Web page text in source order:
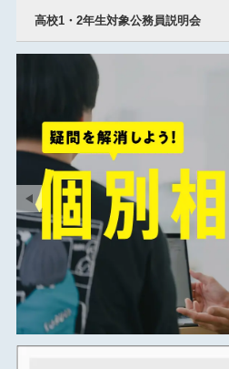
高校1・2年生対象公務員説明会